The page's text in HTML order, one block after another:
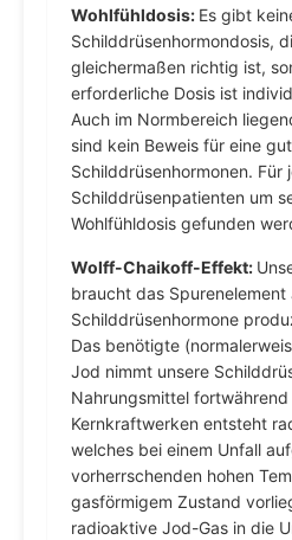
Wohlfühldosis: Es gibt
Schilddrüsenhormondosis,
gleichermaßen richtig ist,
erforderliche Dosis ist
Auch im Normbereich
sind kein Beweis für eine
Schilddrüsenhormonen. Für
Schilddrüsenpatienten um
Wohlfühldosis gefunden
Wolff-Chaikoff-Effekt:
braucht das
Schilddrüsenhormone
Das benötigte
Jod nimmt unsere
Nahrungsmittel
Kernkraftwerken entsteht
welches bei einem Unfall
vorherrschenden hohen
gasförmigem Zustand
radioaktive Jod-Gas in die